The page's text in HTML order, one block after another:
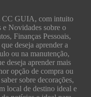
CC GUIA, com intuito
e Novidades sobre o
Finanças Pessoais,
deseja aprender a
ou na manutenção,
deseja aprender mais
opção de compra ou
sobre decorações,
local de destino ideal e